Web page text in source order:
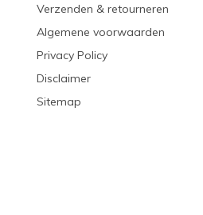
Verzenden & retourneren
Algemene voorwaarden
Privacy Policy
Disclaimer
Sitemap